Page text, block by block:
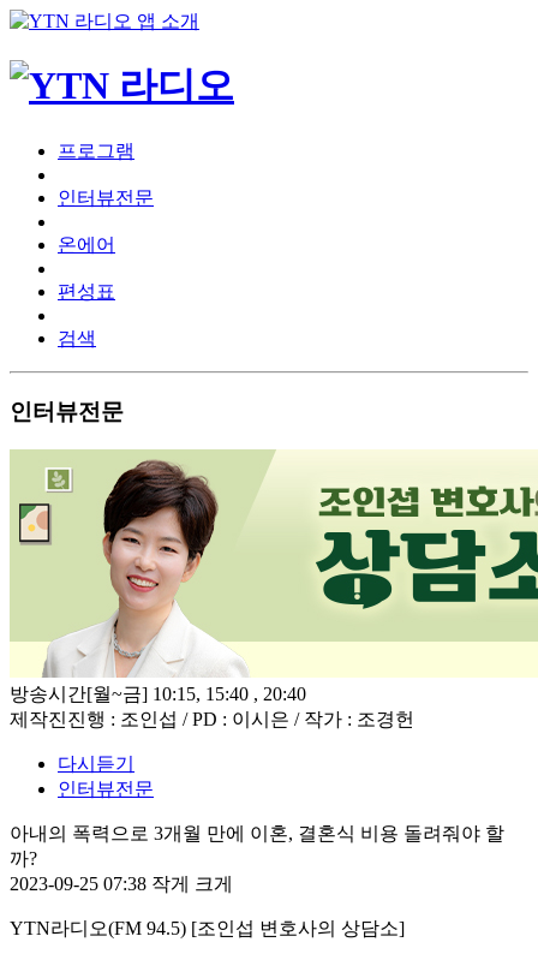
프로그램
인터뷰전문
온에어
편성표
검색
인터뷰전문
방송시간[월~금] 10:15, 15:40 , 20:40
제작진진행 : 조인섭 / PD : 이시은 / 작가 : 조경헌
다시듣기
인터뷰전문
아내의 폭력으로 3개월 만에 이혼, 결혼식 비용 돌려줘야 할
까?
2023-09-25 07:38 작게 크게
YTN라디오(FM 94.5) [조인섭 변호사의 상담소]